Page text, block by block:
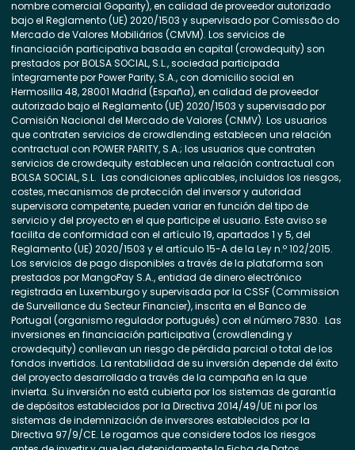
nombre comercial Goparity), en calidad de proveedor autorizado
bajo el Reglamento (UE) 2020/1503 y supervisado por Comissão do
Mercado de Valores Mobiliários (CMVM). Los servicios de
financiación participativa basada en capital (crowdequity) son
prestados por BOLSA SOCIAL, S.L., sociedad participada
íntegramente por Power Parity, S.A., con domicilio social en
Hermosilla 48, 28001 Madrid (España), en calidad de proveedor
autorizado bajo el Reglamento (UE) 2020/1503 y supervisado por
Comisión Nacional del Mercado de Valores (CNMV). Los usuarios
que contraten servicios de crowdlending establecen una relación
contractual con POWER PARITY, S.A.; los usuarios que contraten
servicios de crowdequity establecen una relación contractual con
BOLSA SOCIAL, S.L. Las condiciones aplicables, incluidos los riesgos,
costes, mecanismos de protección del inversor y autoridad
supervisora competente, pueden variar en función del tipo de
servicio y del proyecto en el que participe el usuario. Este aviso se
facilita de conformidad con el artículo 19, apartados 1 y 5, del
Reglamento (UE) 2020/1503 y el artículo 15-A de la Ley n.º 102/2015.
Los servicios de pago disponibles a través de la plataforma son
prestados por MangoPay S.A., entidad de dinero electrónico
registrada en Luxemburgo y supervisada por la CSSF (Commission
de Surveillance du Secteur Financier), inscrita en el Banco de
Portugal (organismo regulador portugués) con el número 7830. Las
inversiones en financiación participativa (crowdlending y
crowdequity) conllevan un riesgo de pérdida parcial o total de los
fondos invertidos. La rentabilidad de su inversión depende del éxito
del proyecto desarrollado a través de la campaña en la que
invierta. Su inversión no está cubierta por los sistemas de garantía
de depósitos establecidos por la Directiva 2014/49/UE ni por los
sistemas de indemnización de inversores establecidos por la
Directiva 97/9/CE. Le rogamos que considere todos los riesgos